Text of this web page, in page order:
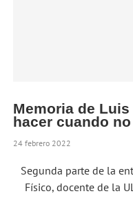
Memoria de
hacer cuando
24 febrero 2022
Segunda parte de la
Físico, docente de la